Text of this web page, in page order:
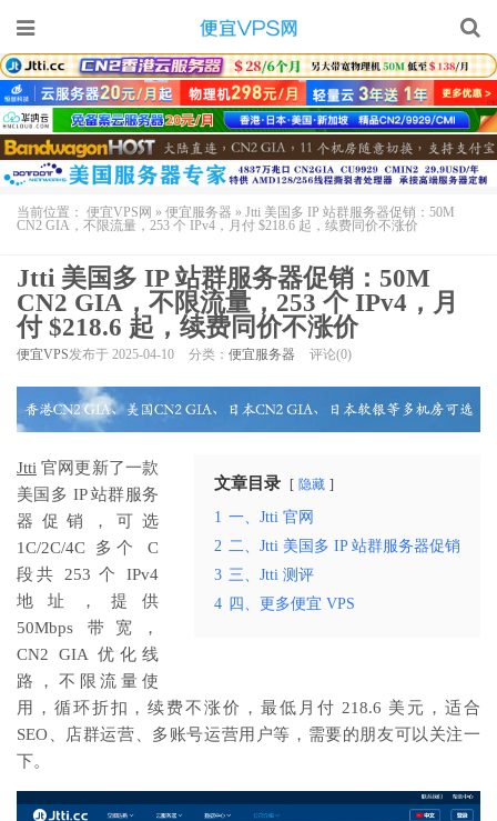
当前位置： 便宜VPS网 » 便宜服务器 » Jtti 美国多 IP 站群服务器促销：50M
CN2 GIA，不限流量，253 个 IPv4，月付 $218.6 起，续费同价不涨价
Jtti 美国多 IP 站群服务器促销：50M
CN2 GIA，不限流量，253 个 IPv4，月
付 $218.6 起，续费同价不涨价
便宜VPS发布于 2025-04-10 分类： 便宜服务器 评论(0)
文章目录 隐藏
1 一、Jtti 官网
2 二、Jtti 美国多 IP 站群服务器促销
3 三、Jtti 测评
4 四、更多便宜 VPS
Jtti 官网更新了一款
美国多 IP 站群服务
器促销，可选
1C/2C/4C 多个 C
段共 253 个 IPv4
地址，提供
50Mbps 带宽，
CN2 GIA 优化线
路，不限流量使
用，循环折扣，续费不涨价，最低月付 218.6 美元，适合
SEO、店群运营、多账号运营用户等，需要的朋友可以关注一
下。